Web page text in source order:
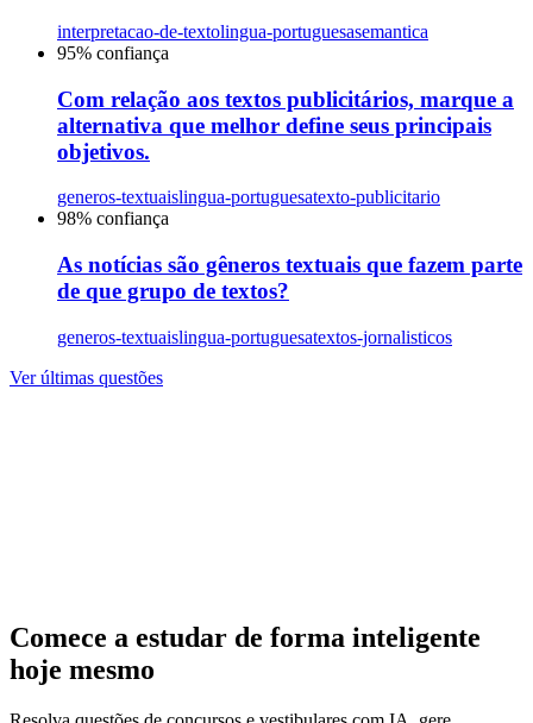
interpretacao-de-textolingua-portuguesasemantica
95% confiança
Com relação aos textos publicitários, marque a
alternativa que melhor define seus principais
objetivos.
generos-textuaislingua-portuguesatexto-publicitario
98% confiança
As notícias são gêneros textuais que fazem parte
de que grupo de textos?
generos-textuaislingua-portuguesatextos-jornalisticos
Ver últimas questões
Comece a estudar de forma inteligente
hoje mesmo